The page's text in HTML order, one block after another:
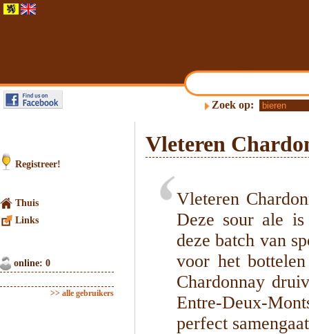
Zoek op:
Registreer!
Thuis
Links
online: 0
>> alle gebruikers
Vleteren
Vleteren
Deze sour ale
deze batch van
voor het
Chardonnay
Entre-Deux-
perfect